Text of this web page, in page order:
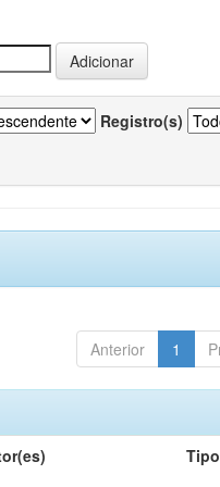
Registro(s)
Anterior 1
Tipo